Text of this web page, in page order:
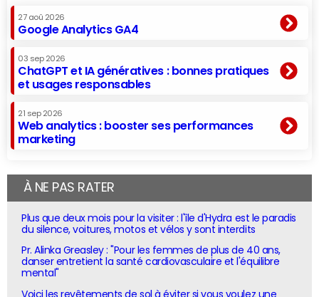
27 aoû 2026
Google Analytics GA4
03 sep 2026
ChatGPT et IA génératives : bonnes pratiques
et usages responsables
21 sep 2026
Web analytics : booster ses performances
marketing
À NE PAS RATER
Plus que deux mois pour la visiter : l'île d'Hydra est le paradis
du silence, voitures, motos et vélos y sont interdits
Pr. Alinka Greasley : "Pour les femmes de plus de 40 ans,
danser entretient la santé cardiovasculaire et l'équilibre
mental"
Voici les revêtements de sol à éviter si vous voulez une